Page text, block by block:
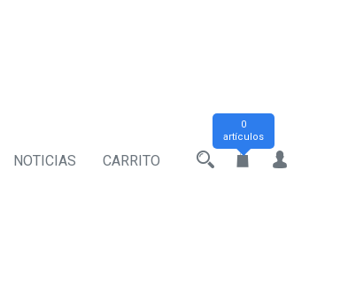
NOTICIAS CARRITO
0
artículos